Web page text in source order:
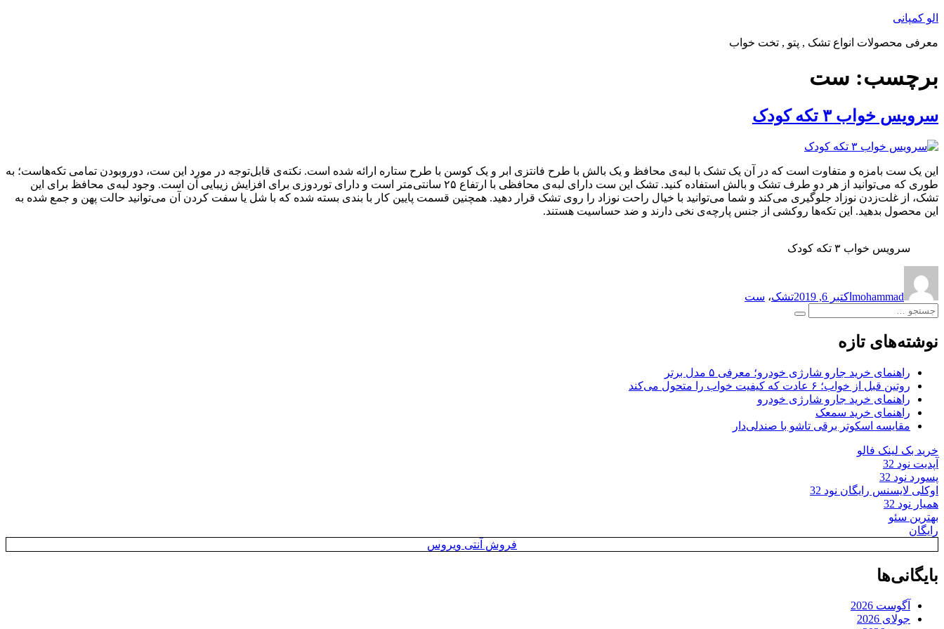
پرش
محتوا
الو کمپانی
معرفی محصولات انواع تشک , پتو , تخت خواب
برچسب: ست
سرویس خواب ۳ تکه کودک
این یک ست بامزه و متفاوت است که در آن یک تشک با لبه‌ی محافظ و یک بالش با طرح فانتزی ابر و یک کوسن با طرح ستاره ارائه شده است. نکته‌ی قابل‌توجه در مورد این ست، دوروبودن تمامی تکه‌هاست؛ به
طوری که می‌توانید از هر دو طرف تشک و بالش استفاده کنید. تشک این ست دارای لبه‌ی محافظی با ارتفاع ۲۵ سانتی‌متر است و دارای توردوزی برای افزایش زیبایی آن است. وجود لبه‌ی محافظ برای این
تشک، از غلت‌زدن نوزاد جلوگیری می‌کند و شما می‌توانید با خیال راحت نوزاد را روی تشک قرار دهید. همچنین قسمت پایین کار با بندی بسته شده که با شل یا سفت کردن آن می‌توانید حالت پهن و جمع شده به
این محصول بدهید. این تکه‌ها روکشی از جنس پارچه‌ی نخی دارند و ضد حساسیت هستند.
سرویس خواب ۳ تکه کودک
mohammadدر
اکتبر 6, 2019 تشک، ست
جستجو
جستجو
نوشته‌های تازه
راهنمای خرید جارو شارژی خودرو؛ معرفی ۵ مدل برتر
روتین قبل از خواب؛ ۶ عادت که کیفیت خواب را متحول می‌کند
راهنمای خرید جارو شارژی خودرو
راهنمای خرید سمعک
مقایسه اسکوتر برقی تاشو با صندلی‌دار
خرید بک لینک فالو
آپدیت نود 32
پسورد نود 32
اوکلی لایسنس رایگان نود 32
همیار نود 32
بهترین سئو
رایگان
فروش آنتی ویروس
بایگانی‌ها
آگوست 2026
جولای 2026